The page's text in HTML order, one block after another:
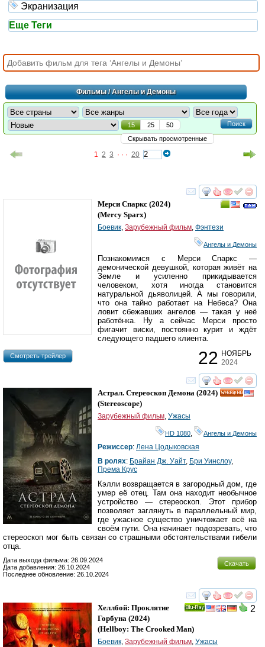
Экранизация
Еще Теги
Фильмы/ Ангелы и Демоны
Поиск
15 25
50
Скрывать просмотренные
1 2 3 · · · 20
смотреть
Мерси Спаркс (2024)
(Mercy Sparx)
Боевик, Зарубежный фильм, Фэнтези
Ангелы и Демоны
Познакомимся с Мерси Спаркс —
демонической девушкой, которая живёт на
Земле и усиленно прикидывается
человеком, хотя иногда становится
натуральной дьяволицей. А мы говорили,
что она тайно работает на Небеса? Она
ловит сбежавших ангелов — такая у неё
работёнка. Ну а сейчас Мерси просто
фигачит виски, постоянно курит и ждёт
следующего падшего клиента.
22 НОЯБРЬ
2024
Cмотреть трейлер
смотреть
Астрал. Стереоскоп Демона (2024)
(Stereoscope)
Зарубежный фильм Ужасы
HD 1080 Ангелы и Демоны
Режиссер: Лена Цодыковская
В ролях: Брайан Дж. Уайт, Бри Уинслоу,
Према Крус
Кэлли возвращается в загородный дом, где
умер её отец. Там она находит необычное
устройство — стереоскоп. Этот прибор
позволяет заглянуть в параллельный мир,
где ужасное существо уничтожает всё на
своём пути. Она начинает подозревать, что
стереоскоп мог быть связан со страшными обстоятельствами гибели
отца.
Скачать
Дата выхода фильма: 26.09.2024
Дата добавления: 26.10.2024
Последнее обновление: 26.10.2024
смотреть
2
Хеллбой: Проклятие
Горбуна (2024)
(Hellboy: The Crooked Man)
Боевик, Зарубежный фильм, Ужасы